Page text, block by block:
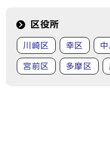
区役所
川崎区 幸区 中
宮前区 多摩区